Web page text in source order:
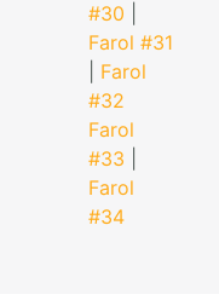
#30
Farol #31
Farol
#32
Farol
#33
Farol
#34